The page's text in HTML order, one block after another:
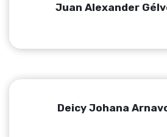
Juan Alexander
Deicy Johana